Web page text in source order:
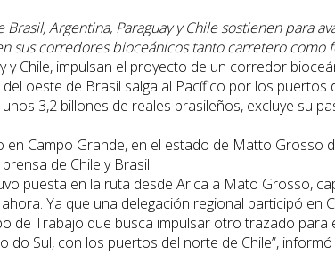
Argentina, Paraguay y Chile sostienen para
sus corredores bioceánicos tanto carretero como
y Chile, impulsan el proyecto de un corredor
oeste de Brasil salga al Pacífico por los puertos
3,2 billones de reales brasileños, excluye su
en Campo Grande, en el estado de Matto Grosso
de Chile y Brasil.
puesta en la ruta desde Arica a Mato Grosso,
Ya que una delegación regional participó en
de Trabajo que busca impulsar otro trazado
Sul, con los puertos del norte de Chile”,